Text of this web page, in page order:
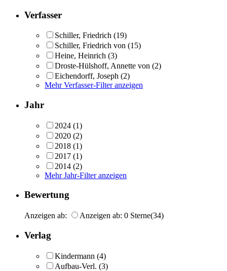
Verfasser
Schiller, Friedrich (19)
Schiller, Friedrich von (15)
Heine, Heinrich (3)
Droste-Hülshoff, Annette von (2)
Eichendorff, Joseph (2)
Mehr Verfasser-Filter anzeigen
Jahr
2024 (1)
2020 (2)
2018 (1)
2017 (1)
2014 (2)
Mehr Jahr-Filter anzeigen
Bewertung
Anzeigen ab: Anzeigen ab: 0 Sterne(34)
Verlag
Kindermann (4)
Aufbau-Verl. (3)